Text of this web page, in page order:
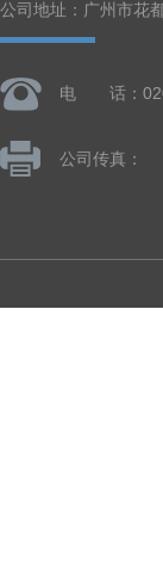
公司地址：广州市花
电 话：
公司传真：